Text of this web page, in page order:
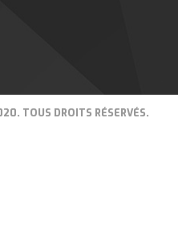
TOUS DROITS RÉSERVÉS.